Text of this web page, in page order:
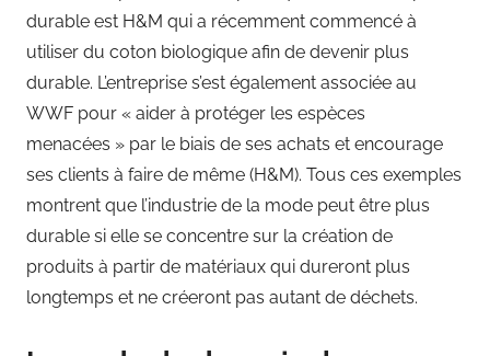
durable est H&M qui a récemment commencé à
utiliser du coton biologique afin de devenir plus
durable. L’entreprise s’est également associée au
WWF pour « aider à protéger les espèces
menacées » par le biais de ses achats et encourage
ses clients à faire de même (H&M). Tous ces exemples
montrent que l’industrie de la mode peut être plus
durable si elle se concentre sur la création de
produits à partir de matériaux qui dureront plus
longtemps et ne créeront pas autant de déchets.